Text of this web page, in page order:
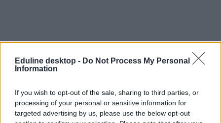
Eduline desktop - Do Not Process My Personal
Information
If you wish to opt-out of the sale, sharing to third parties, or
processing of your personal or sensitive information for
targeted advertising by us, please use the below opt-out